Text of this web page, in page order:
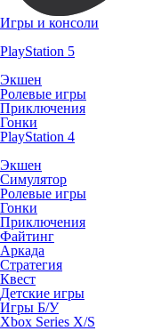
Игры и консоли
PlayStation 5
Экшен
Ролевые игры
Приключения
Гонки
PlayStation 4
Экшен
Симулятор
Ролевые игры
Гонки
Приключения
Файтинг
Аркада
Стратегия
Квест
Детские игры
Игры Б/У
Xbox Series X/S